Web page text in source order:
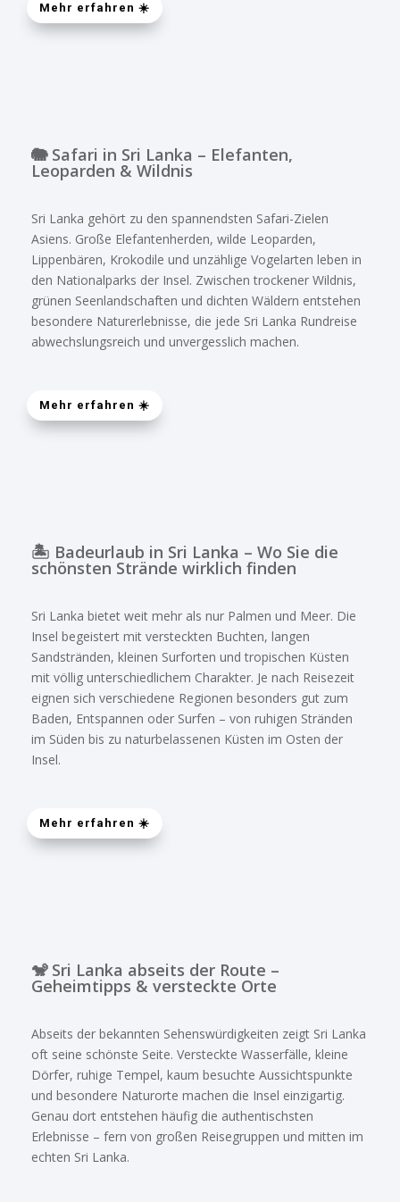
perfekten Reiseplanung.
Mehr erfahren ☀️
🐘 Safari in Sri Lanka – Elefanten,
Leoparden & Wildnis
Sri Lanka gehört zu den spannendsten Safari-Zielen
Asiens. Große Elefantenherden, wilde Leoparden,
Lippenbären, Krokodile und unzählige Vogelarten leben in
den Nationalparks der Insel. Zwischen trockener Wildnis,
grünen Seenlandschaften und dichten Wäldern entstehen
besondere Naturerlebnisse, die jede Sri Lanka Rundreise
abwechslungsreich und unvergesslich machen.
Mehr erfahren ☀️
🏝️ Badeurlaub in Sri Lanka – Wo Sie die
schönsten Strände wirklich finden
Sri Lanka bietet weit mehr als nur Palmen und Meer. Die
Insel begeistert mit versteckten Buchten, langen
Sandstränden, kleinen Surforten und tropischen Küsten
mit völlig unterschiedlichem Charakter. Je nach Reisezeit
eignen sich verschiedene Regionen besonders gut zum
Baden, Entspannen oder Surfen – von ruhigen Stränden
im Süden bis zu naturbelassenen Küsten im Osten der
Insel.
Mehr erfahren ☀️
🐒 Sri Lanka abseits der Route –
Geheimtipps & versteckte Orte
Abseits der bekannten Sehenswürdigkeiten zeigt Sri Lanka
oft seine schönste Seite. Versteckte Wasserfälle, kleine
Dörfer, ruhige Tempel, kaum besuchte Aussichtspunkte
und besondere Naturorte machen die Insel einzigartig.
Genau dort entstehen häufig die authentischsten
Erlebnisse – fern von großen Reisegruppen und mitten im
echten Sri Lanka.